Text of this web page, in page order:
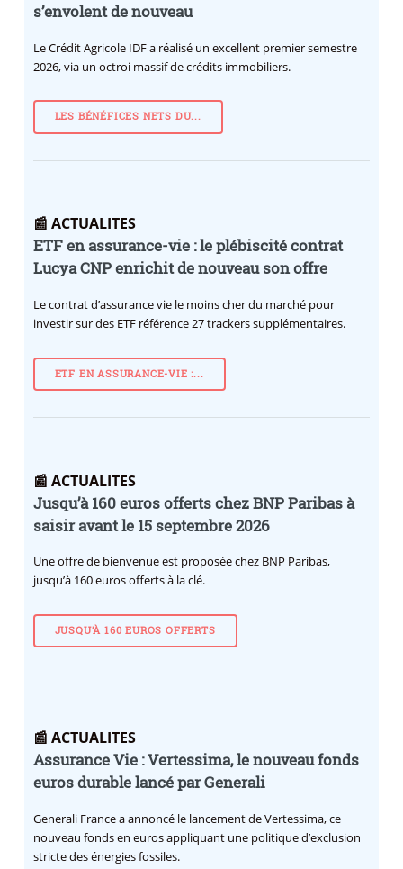
s’envolent de nouveau
Le Crédit Agricole IDF a réalisé un excellent premier semestre
2026, via un octroi massif de crédits immobiliers.
LES BÉNÉFICES NETS DU...
📰 ACTUALITES
ETF en assurance-vie : le plébiscité contrat
Lucya CNP enrichit de nouveau son offre
Le contrat d’assurance vie le moins cher du marché pour
investir sur des ETF référence 27 trackers supplémentaires.
ETF EN ASSURANCE-VIE :...
📰 ACTUALITES
Jusqu’à 160 euros offerts chez BNP Paribas à
saisir avant le 15 septembre 2026
Une offre de bienvenue est proposée chez BNP Paribas,
jusqu’à 160 euros offerts à la clé.
JUSQU’À 160 EUROS OFFERTS
📰 ACTUALITES
Assurance Vie : Vertessima, le nouveau fonds
euros durable lancé par Generali
Generali France a annoncé le lancement de Vertessima, ce
nouveau fonds en euros appliquant une politique d’exclusion
stricte des énergies fossiles.